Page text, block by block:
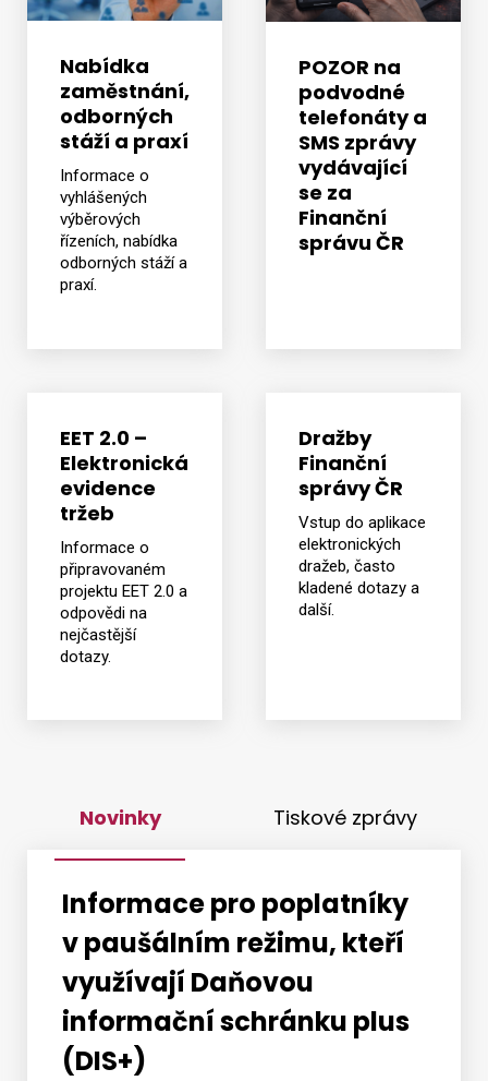
Nabídka
zaměstnání,
odborných
stáží a praxí
Informace o
vyhlášených
výběrových
řízeních, nabídka
odborných stáží a
praxí.
POZOR na
podvodné
telefonáty a
SMS zprávy
vydávající
se za
Finanční
správu ČR
EET 2.0 –
Elektronická
evidence
tržeb
Informace o
připravovaném
projektu EET 2.0 a
odpovědi na
nejčastější
dotazy.
Dražby
Finanční
správy ČR
Vstup do aplikace
elektronických
dražeb, často
kladené dotazy a
další.
Novinky Tiskové zprávy
Informace pro poplatníky
v paušálním režimu, kteří
využívají Daňovou
informační schránku plus
(DIS+)